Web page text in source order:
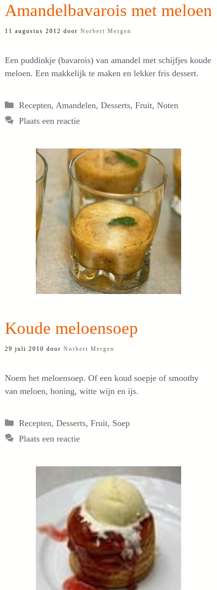
Amandelbavarois met meloen
11 augustus 2012 door Norbert Mergen
Een puddinkje (bavarois) van amandel met schijfjes koude
meloen. Een makkelijk te maken en lekker fris dessert.
Categorieën
Recepten, Amandelen, Desserts, Fruit, Noten
Plaats een reactie
Koude meloensoep
29 juli 2010 door Norbert Mergen
Noem het meloensoep. Of een koud soepje of smoothy
van meloen, honing, witte wijn en ijs.
Categorieën
Recepten, Desserts, Fruit, Soep
Plaats een reactie